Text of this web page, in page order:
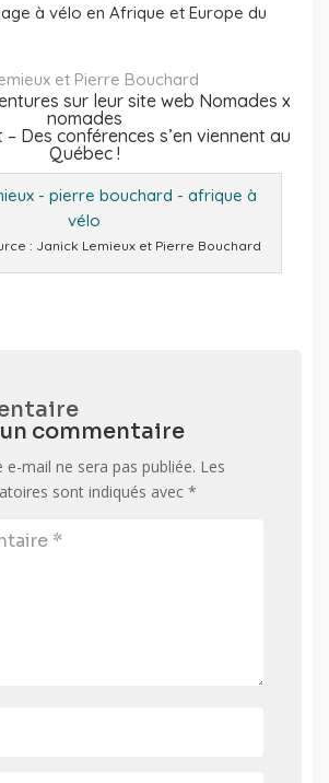
à vélo en Afrique et Europe du
et Pierre Bouchard
sur leur site web Nomades x
nomades
Des conférences s’en viennent au
Québec !
: Janick Lemieux et Pierre Bouchard
commentaire
e-mail ne sera pas publiée. Les
sont indiqués avec *